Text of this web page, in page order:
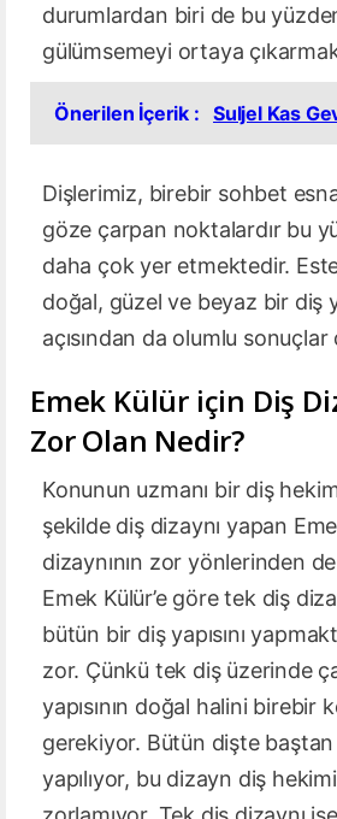
durumlardan biri de bu
gülümsemeyi ortaya
Önerilen İçerik : Suljel Kas
Dişlerimiz, birebir sohbet
göze çarpan noktalardır bu
daha çok yer etmektedir.
doğal, güzel ve beyaz bir diş
açısından da olumlu sonuçlar
Emek Külür için Diş
Zor Olan Nedir?
Konunun uzmanı bir diş
şekilde diş dizaynı yapan
dizaynının zor yönlerinden
Emek Külür’e göre tek diş
bütün bir diş yapısını
zor. Çünkü tek diş üzerinde
yapısının doğal halini birebir
gerekiyor. Bütün dişte
yapılıyor, bu dizayn diş